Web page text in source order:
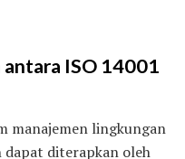
antara ISO 14001
manajemen lingkungan
dapat diterapkan oleh